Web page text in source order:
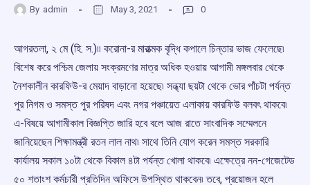
By admin May 3, 2021 0
আগরতলা, ২ মে (হি. স.)৷৷ করোনা-র মারাত্মক বৃদ্ধি কপালে চিন্তার ভাজ ফেলেছে৷
বিশেষ করে পশ্চিম জেলায় সংক্রমণের মাত্র অধিক হওয়ায় আগামী মঙ্গলবার থেকে
নৈশকালীন কারফিউ-র মেয়াদ বাড়ানো হয়েছে৷ সন্ধ্যা ছয়টা থেকে ভোর পাঁচটা পর্যন্ত
পুর নিগম ও সমস্ত পুর পরিষদ এবং নগর পঞ্চায়েত এলাকায় কারফিউ বলবৎ থাকবে৷
এ-বিষয়ে আগামীকাল বিজ্ঞপ্তি জারি হবে বলে আজ রাতে সাংবাদিক সম্মেলনে
জানিয়েছেন শিক্ষামন্ত্রী রতন লাল নাথ৷ সাথে তিনি যোগ করেন সমস্ত সরকারি
কার্যালয় সকাল ১০টা থেকে বিকাল ৪টা পর্যন্ত খোলা থাকবে৷ এক্ষেত্রে নন-গেজেটেড
৫০ শতাংশ কর্মচারী প্রতিদিন অফিসে উপস্থিত থাকবেন৷ তবে, প্রয়োজন হলে